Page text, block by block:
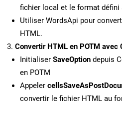
fichier local et le format défini
Utiliser WordsApi pour
HTML.
Convertir HTML en POTM avec
Initialiser SaveOption depuis
en POTM
Appeler
convertir le fichier HTML au